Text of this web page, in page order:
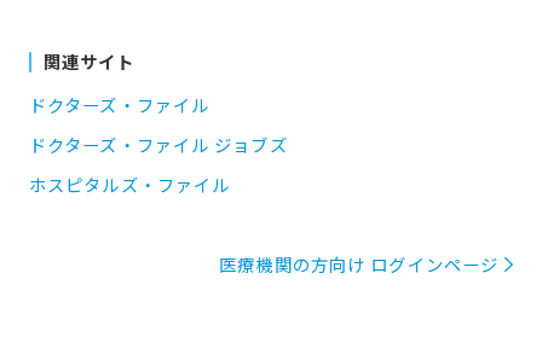
関連サイト
ドクターズ・ファイル
ドクターズ・ファイル ジョブズ
ホスピタルズ・ファイル
医療機関の方向け ログインページ